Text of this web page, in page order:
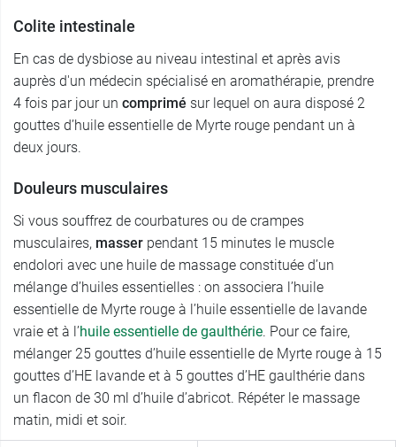
Colite intestinale
En cas de dysbiose au niveau intestinal et après avis
auprès d'un médecin spécialisé en aromathérapie, prendre
4 fois par jour un comprimé sur lequel on aura disposé 2
gouttes d’huile essentielle de Myrte rouge pendant un à
deux jours.
Douleurs musculaires
Si vous souffrez de courbatures ou de crampes
musculaires, masser pendant 15 minutes le muscle
endolori avec une huile de massage constituée d’un
mélange d’huiles essentielles : on associera l’huile
essentielle de Myrte rouge à l’huile essentielle de lavande
vraie et à l’huile essentielle de gaulthérie. Pour ce faire,
mélanger 25 gouttes d’huile essentielle de Myrte rouge à 15
gouttes d’HE lavande et à 5 gouttes d’HE gaulthérie dans
un flacon de 30 ml d’huile d’abricot. Répéter le massage
matin, midi et soir.